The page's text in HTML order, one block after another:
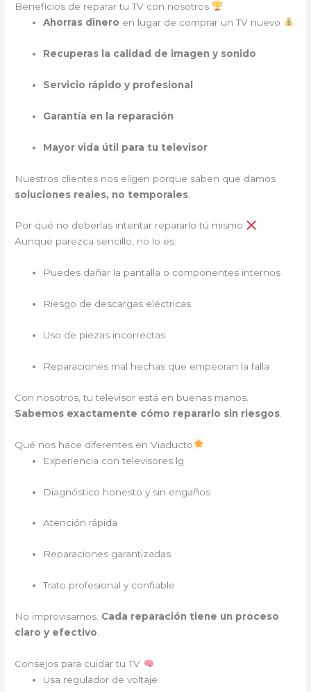
Beneficios de reparar tu TV con nosotros
Ahorras dinero en lugar de comprar un TV nuevo
Recuperas la calidad de imagen y sonido
Servicio rápido y profesional
Garantía en la reparación
Mayor vida útil para tu televisor
Nuestros clientes nos eligen porque saben que damos
soluciones reales, no temporales
Por qué no deberías intentar repararlo tú mismo
Aunque parezca sencillo, no lo es:
Puedes dañar la pantalla o componentes internos
Riesgo de descargas eléctricas
Uso de piezas incorrectas
Reparaciones mal hechas que empeoran la falla
Con nosotros, tu televisor está en buenas manos.
Sabemos exactamente cómo repararlo sin riesgos
Qué nos hace diferentes en Viaducto
Experiencia con televisores lg
Diagnóstico honesto y sin engaños
Atención rápida
Reparaciones garantizadas
Trato profesional y confiable
No improvisamos. Cada reparación tiene un proceso
claro y efectivo
Consejos para cuidar tu TV
Usa regulador de voltaje